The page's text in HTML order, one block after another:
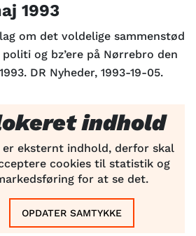
1993
om det voldelige sammenstød
og bz’ere på Nørrebro den
DR Nyheder, 1993-19-05.
indhold
er eksternt indhold, derfor skal
cookies til statistik og
for at se det.
OPDATER SAMTYKKE